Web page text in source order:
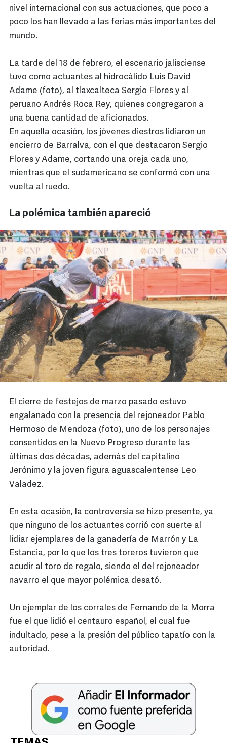
nivel internacional con sus actuaciones, que poco a
poco los han llevado a las ferias más importantes del
mundo.
La tarde del 18 de febrero, el escenario jalisciense
tuvo como actuantes al hidrocálido Luis David
Adame (foto), al tlaxcalteca Sergio Flores y al
peruano Andrés Roca Rey, quienes congregaron a
una buena cantidad de aficionados.
En aquella ocasión, los jóvenes diestros lidiaron un
encierro de Barralva, con el que destacaron Sergio
Flores y Adame, cortando una oreja cada uno,
mientras que el sudamericano se conformó con una
vuelta al ruedo.
La polémica también apareció
El cierre de festejos de marzo pasado estuvo
engalanado con la presencia del rejoneador Pablo
Hermoso de Mendoza (foto), uno de los personajes
consentidos en la Nuevo Progreso durante las
últimas dos décadas, además del capitalino
Jerónimo y la joven figura aguascalentense Leo
Valadez.
En esta ocasión, la controversia se hizo presente, ya
que ninguno de los actuantes corrió con suerte al
lidiar ejemplares de la ganadería de Marrón y La
Estancia, por lo que los tres toreros tuvieron que
acudir al toro de regalo, siendo el del rejoneador
navarro el que mayor polémica desató.
Un ejemplar de los corrales de Fernando de la Morra
fue el que lidió el centauro español, el cual fue
indultado, pese a la presión del público tapatío con la
autoridad.